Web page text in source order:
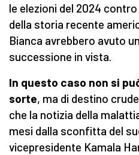
le elezioni del 2024 contro
della storia recente
Bianca avrebbero avuto
successione in vista.
In questo caso non si
sorte, ma di destino
che la notizia della
mesi dalla sconfitta del
vicepresidente Kamala